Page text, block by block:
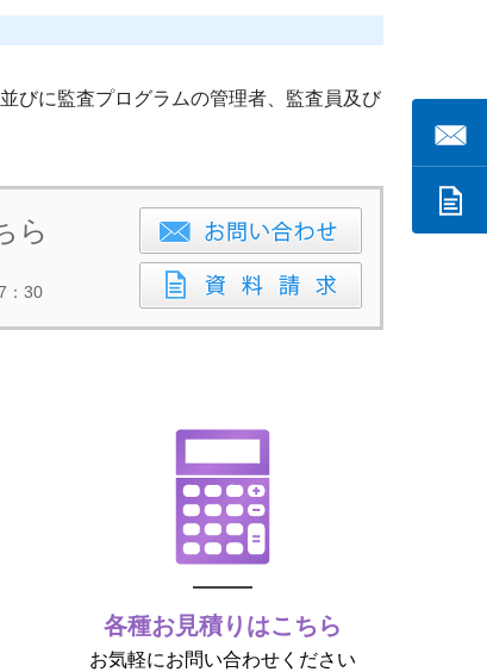
びに監査プログラムの管理者、監査員及び
ら
：30
各種お見積りはこちら
お気軽にお問い合わせください